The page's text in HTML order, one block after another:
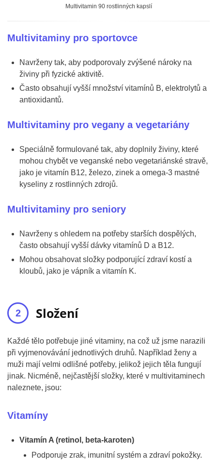
Multivitamin 90 rostlinných kapslí
Multivitaminy pro sportovce
Navrženy tak, aby podporovaly zvýšené nároky na
živiny při fyzické aktivitě.
Často obsahují vyšší množství vitamínů B, elektrolytů a
antioxidantů.
Multivitaminy pro vegany a vegetariány
Speciálně formulované tak, aby doplnily živiny, které
mohou chybět ve veganské nebo vegetariánské stravě,
jako je vitamín B12, železo, zinek a omega-3 mastné
kyseliny z rostlinných zdrojů.
Multivitaminy pro seniory
Navrženy s ohledem na potřeby starších dospělých,
často obsahují vyšší dávky vitamínů D a B12.
Mohou obsahovat složky podporující zdraví kostí a
kloubů, jako je vápník a vitamín K.
Složení
Každé tělo potřebuje jiné vitaminy, na což už jsme narazili
při vyjmenovávání jednotlivých druhů. Například ženy a
muži mají velmi odlišné potřeby, jelikož jejich těla fungují
jinak. Nicméně, nejčastější složky, které v multivitaminech
naleznete, jsou:
Vitamíny
Vitamín A (retinol, beta-karoten)
Podporuje zrak, imunitní systém a zdraví pokožky.